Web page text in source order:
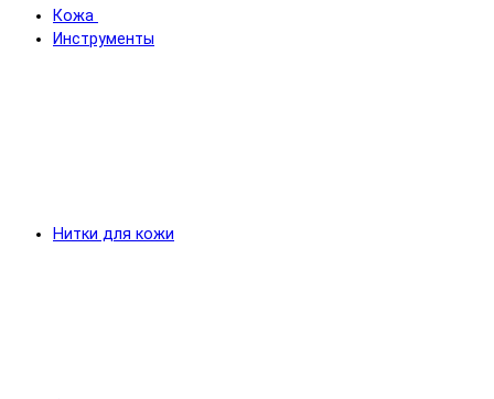
Кожа
Инструменты
Нитки для кожи